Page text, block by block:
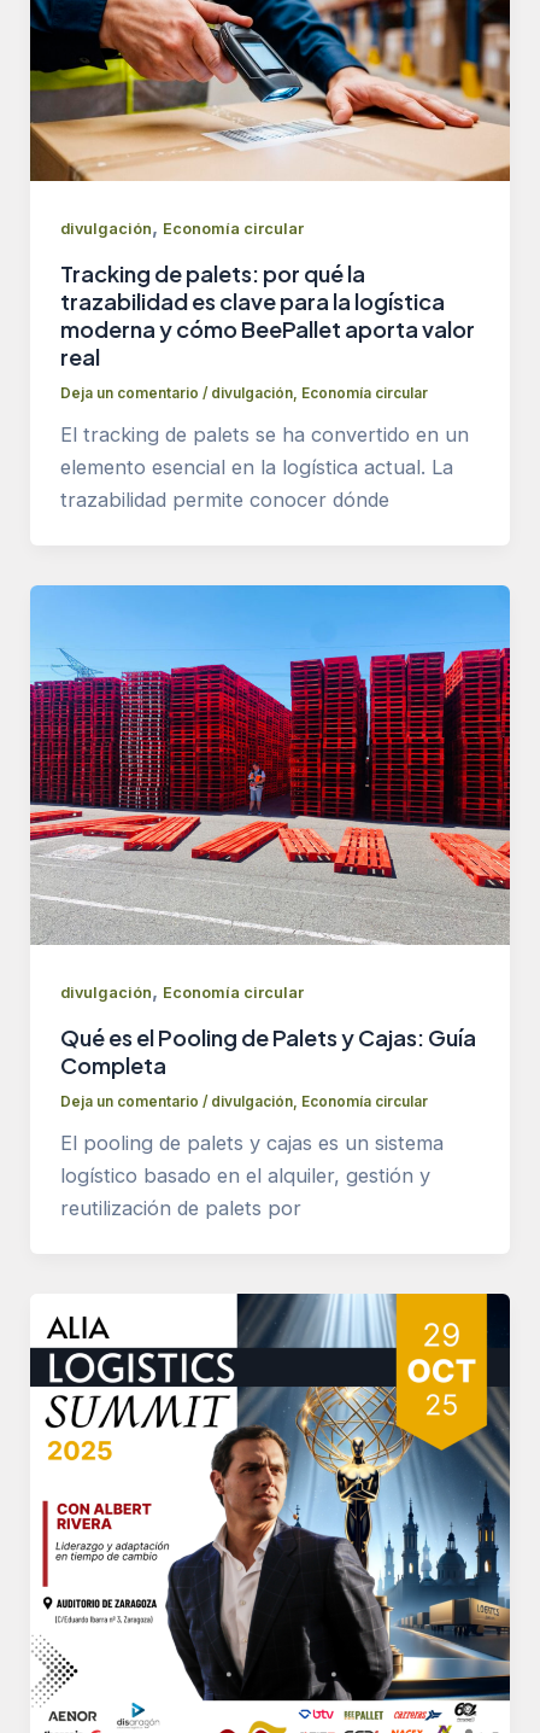
divulgación, Economía circular
Tracking de palets: por qué la
trazabilidad es clave para la logística
moderna y cómo BeePallet aporta valor
real
Deja un comentario / divulgación, Economía circular
El tracking de palets se ha convertido en un
elemento esencial en la logística actual. La
trazabilidad permite conocer dónde
divulgación, Economía circular
Qué es el Pooling de Palets y Cajas: Guía
Completa
Deja un comentario / divulgación, Economía circular
El pooling de palets y cajas es un sistema
logístico basado en el alquiler, gestión y
reutilización de palets por